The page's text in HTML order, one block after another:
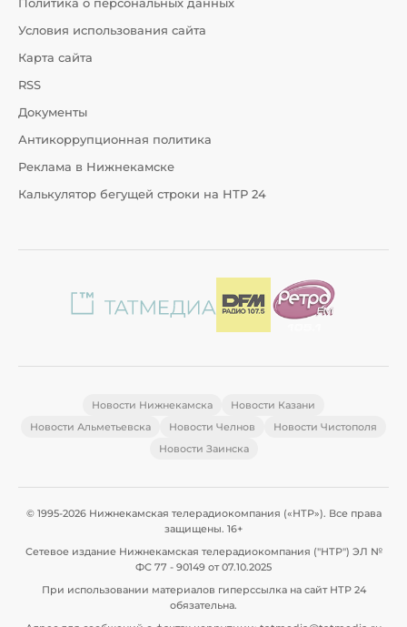
Политика о персональных данных
Условия использования сайта
Карта сайта
RSS
Документы
Антикоррупционная политика
Реклама в Нижнекамске
Калькулятор бегущей строки на НТР 24
Новости Нижнекамска
Новости Казани
Новости Альметьевска
Новости Челнов
Новости Чистополя
Новости Заинска
© 1995-2026 Нижнекамская телерадиокомпания («НТР»). Все права
защищены. 16+
Сетевое издание Нижнекамская телерадиокомпания ("НТР") ЭЛ №
ФС 77 - 90149 от 07.10.2025
При использовании материалов гиперссылка на сайт НТР 24
обязательна.